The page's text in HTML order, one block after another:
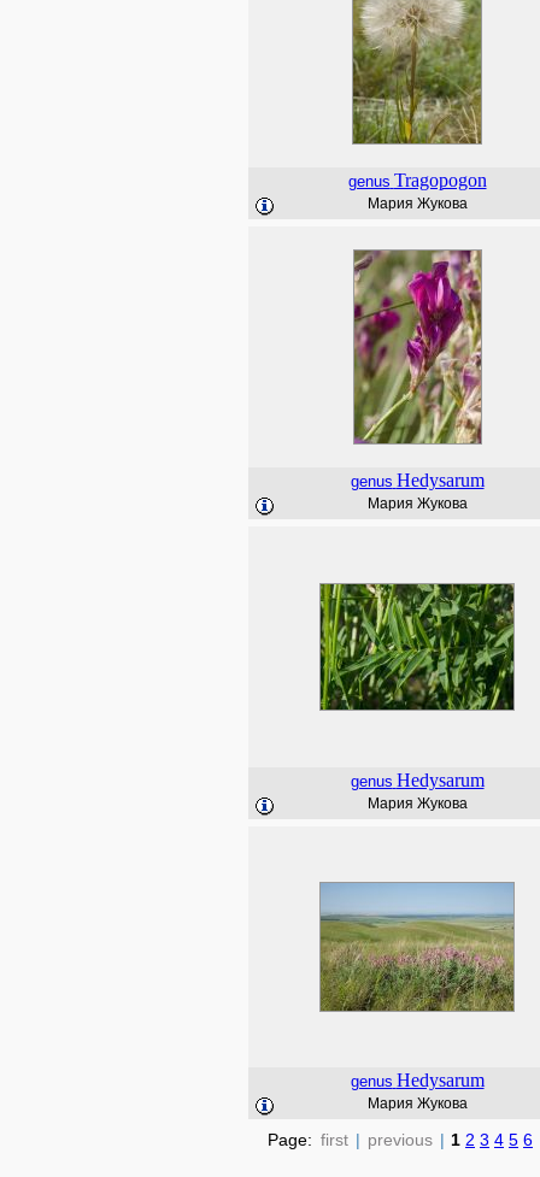
genus Tragopogon
Мария Жукова
genus Hedysarum
Мария Жукова
genus Hedysarum
Мария Жукова
genus Hedysarum
Мария Жукова
Page: first | previous | 1 2 3 4 5 6